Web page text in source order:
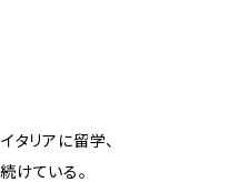
タリアに留学、
けている。